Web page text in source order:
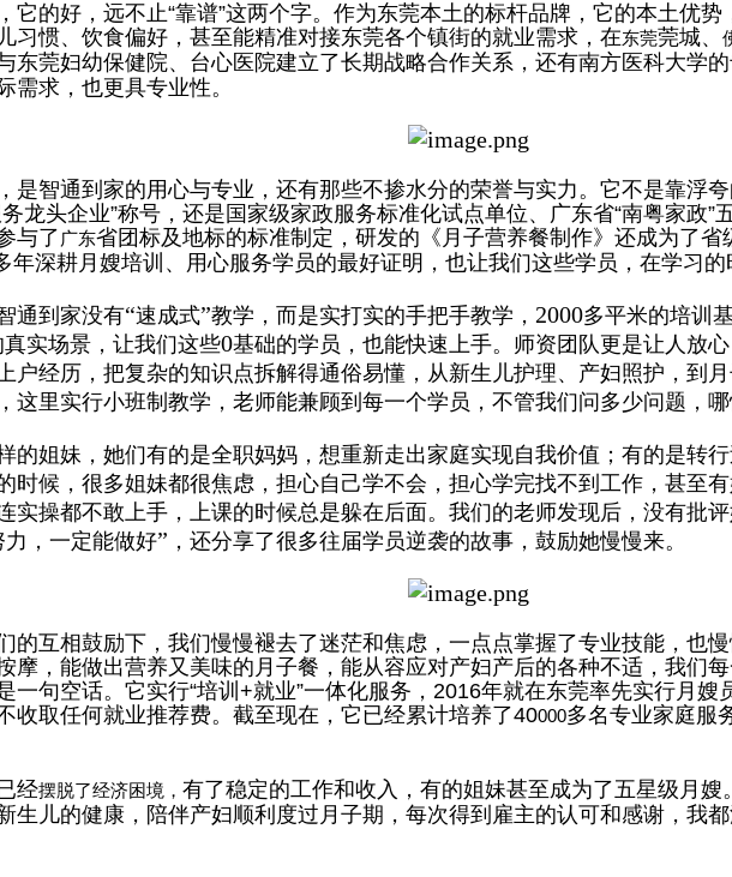
它的好，远不止“靠谱”这两个字。作为东莞本土的标杆品牌，它的本土优
习惯、饮食偏好，甚至能精准对接东莞各个镇街的就业需求，在东莞莞城、
东莞妇幼保健院、台心医院建立了长期战略合作关系，还有南方医科大学
需求，也更具专业性。
是智通到家的用心与专业，还有那些不掺水分的荣誉与实力。它不是靠浮
龙头企业”称号，还是国家级家政服务标准化试点单位、广东省“南粤家政”
与了 广东省团标及地标的标准制定，研发的《月子营养餐制作》还成为了省
深耕月嫂培训、用心服务学员的最好证明，也让我们这些学员，在学习
通到家没有“速成式”教学，而是实打实的手把手教学， 2000多平米的培训
实场景，让我们这些0基础的学员，也能快速上手。师资团队更是让人放
户经历，把复杂的知识点拆解得通俗易懂，从新生儿护理、产妇照护，到
这里实行小班制教学，老师能兼顾到每一个学员，不管我们问多少问题，
的姐妹，她们有的是全职妈妈，想重新走出家庭实现自我价值；有的是转
时候，很多姐妹都很焦虑，担心自己学不会，担心学完找不到工作，甚至
实操都不敢上手，上课的时候总是躲在后面。我们的老师发现后，没有批
，一定能做好” ，还分享了很多往届学员逆袭的故事，鼓励她慢慢来。
的互相鼓励下，我们慢慢褪去了迷茫和焦虑，一点点掌握了专业技能，也
摩，能做出营养又美味的月子餐，能从容应对产妇产后的各种不适，我们
一句空话。它实行“培训 +就业”一体化服务， 2016年就在东莞率先实行月嫂
收取任何就业推荐费。截至现在，它已经累计培养了40000多名专业家庭服
经摆脱了经济困境， 有了稳定的工作和收入，有的姐妹甚至成为了五星级月
生儿的健康，陪伴产妇顺利度过月子期，每次得到雇主的认可和感谢，我